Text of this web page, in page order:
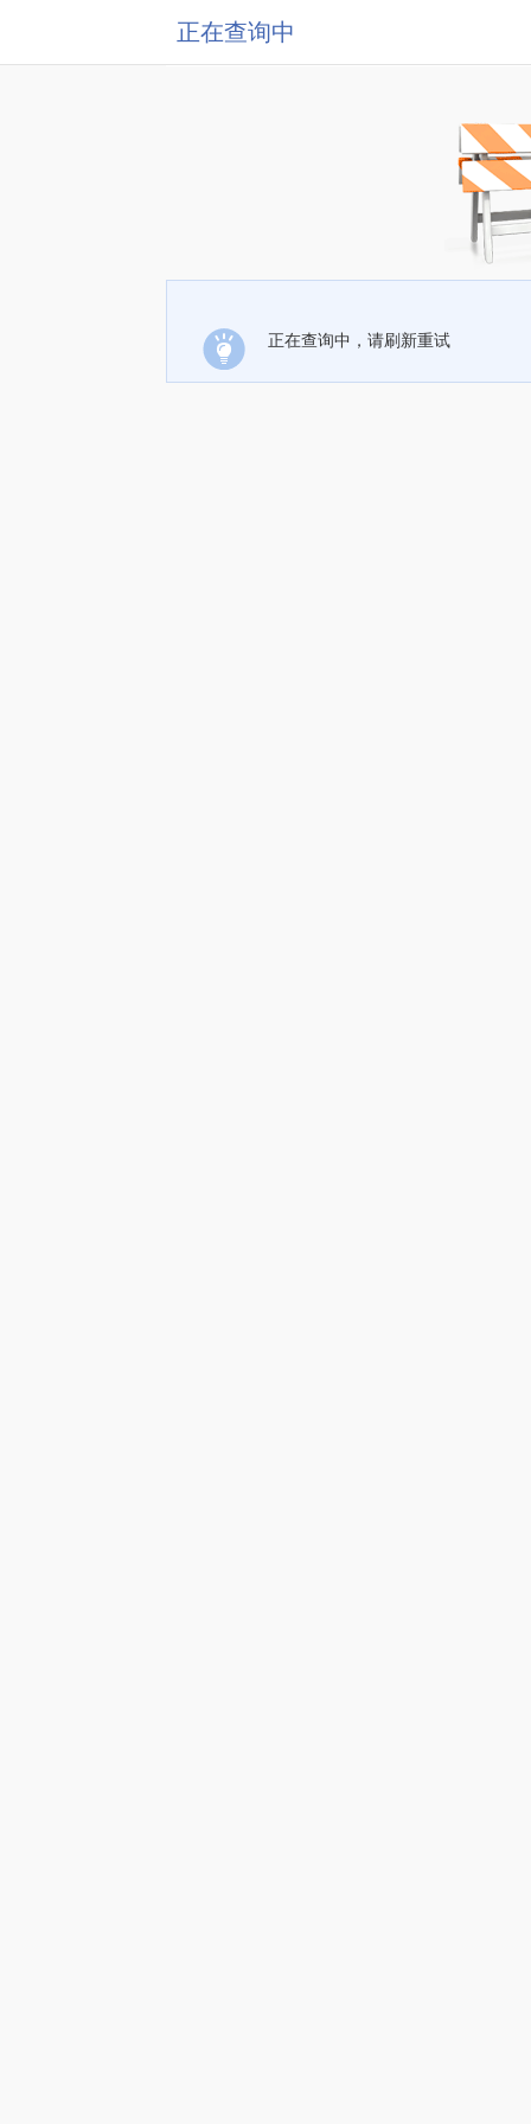
正在查询中
正在查询中，请刷新重试